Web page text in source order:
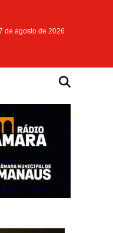
de agosto de 2026